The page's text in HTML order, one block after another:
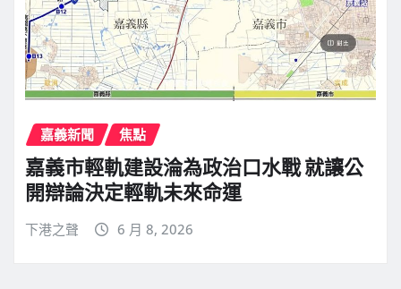
嘉義新聞 焦點
嘉義市輕軌建設淪為政治口水戰 就讓公
開辯論決定輕軌未來命運
下港之聲 6 月 8, 2026